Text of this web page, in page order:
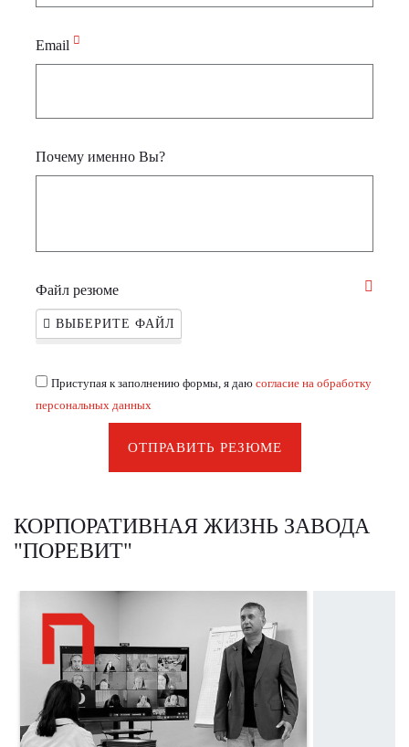
Email
Почему именно Вы?
Файл резюме
ВЫБЕРИТЕ ФАЙЛ
Приступая к заполнению формы, я даю согласие на обработку
персональных данных
ОТПРАВИТЬ РЕЗЮМЕ
КОРПОРАТИВНАЯ ЖИЗНЬ ЗАВОДА
"ПОРЕВИТ"